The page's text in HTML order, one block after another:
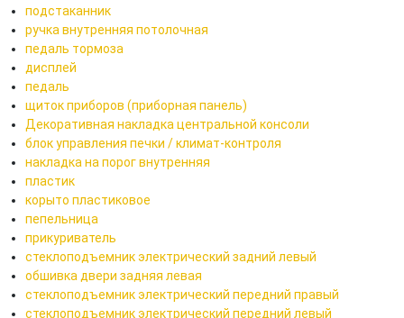
подстаканник
ручка внутренняя потолочная
педаль тормоза
дисплей
педаль
щиток приборов (приборная панель)
Декоративная накладка центральной консоли
блок управления печки / климат-контроля
накладка на порог внутренняя
пластик
корыто пластиковое
пепельница
прикуриватель
стеклоподъемник электрический задний левый
обшивка двери задняя левая
стеклоподъемник электрический передний правый
стеклоподъемник электрический передний левый